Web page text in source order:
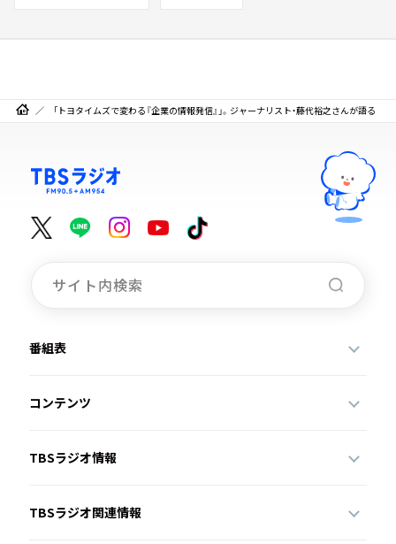
「トヨタイムズで変わる『企業の情報発信』」。ジャーナリスト・藤代裕之さんが語る
番組表
コンテンツ
TBSラジオ情報
TBSラジオ関連情報